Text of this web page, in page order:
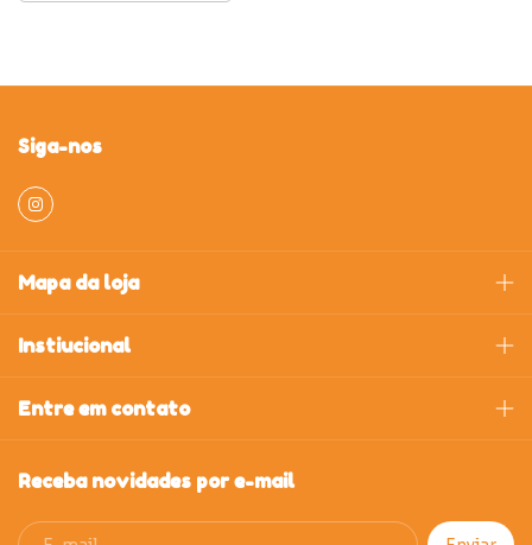
Siga-nos
Mapa da loja
Instiucional
Entre em contato
Receba novidades por e-mail